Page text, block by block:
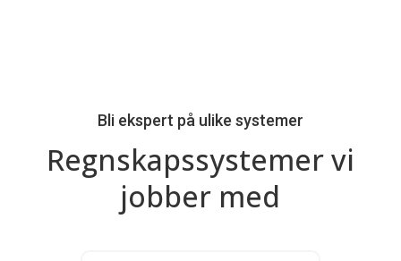
Bli ekspert på ulike systemer
Regnskapssystemer vi
jobber med